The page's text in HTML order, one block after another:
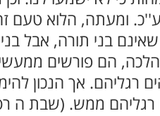
ומעתה, הלוא טעם זה
בני תורה, אבל
הם פורשים
רגליהם. אך הנכון
רגליהם ממש. (שבת ה